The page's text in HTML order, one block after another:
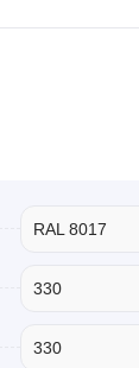
RAL 8017
330
330